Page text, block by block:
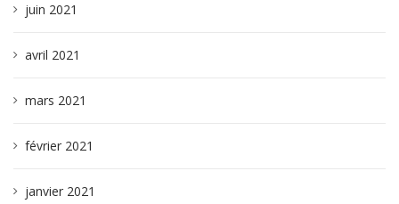
juin 2021
avril 2021
mars 2021
février 2021
janvier 2021